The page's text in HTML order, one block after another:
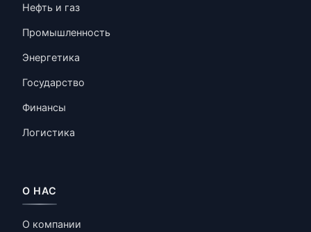
Нефть и газ
Промышленность
Энергетика
Государство
Финансы
Логистика
О НАС
О компании